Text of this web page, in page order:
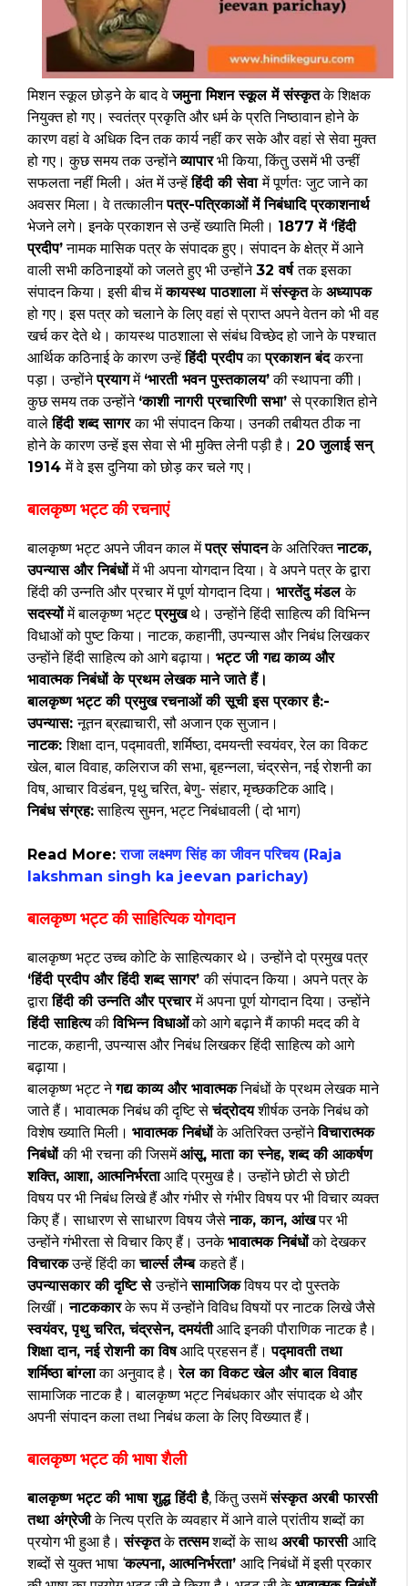
मिशन स्कूल छोड़ने के बाद वेजमुना मिशन स्कूल में संस्कृतके शिक्षक
नियुक्त हो गए। स्वतंत्र प्रकृति और धर्म के प्रति निष्ठावान होने के
कारण वहां वे अधिक दिन तक कार्य नहीं कर सके और वहां से सेवा मुक्त
हो गए। कुछ समय तक उन्होंनेव्यापारभी किया, किंतु उसमें भी उन्हीं
सफलता नहीं मिली। अंत में उन्हेंहिंदी की सेवामें पूर्णतः जुट जाने का
अवसर मिला। वे तत्कालीनपत्र-पत्रिकाओं में निबंधादि प्रकाशनार्थ
भेजने लगे। इनके प्रकाशन से उन्हें ख्याति मिली। 1877 में ‘हिंदी
प्रदीप’नामक मासिक पत्र के संपादक हुए। संपादन के क्षेत्र में आने
वाली सभी कठिनाइयों को जलते हुए भी उन्होंने32 वर्षतक इसका
संपादन किया। इसी बीच मेंकायस्थ पाठशालामेंसंस्कृतकेअध्यापक
हो गए। इस पत्र को चलाने के लिए वहां से प्राप्त अपने वेतन को भी वह
खर्च कर देते थे। कायस्थ पाठशाला से संबंध विच्छेद हो जाने के पश्चात
आर्थिक कठिनाई के कारण उन्हेंहिंदी प्रदीपकाप्रकाशन बंदकरना
पड़ा। उन्होंनेप्रयागमें ‘भारती भवन पुस्तकालय’की स्थापना कीी।
कुछ समय तक उन्होंने ‘काशी नागरी प्रचारिणी सभा’से प्रकाशित होने
वालेहिंदी शब्द सागरका भी संपादन किया। उनकी तबीयत ठीक ना
होने के कारण उन्हें इस सेवा से भी मुक्ति लेनी पड़ी है। 20 जुलाई सन्
1914में वे इस दुनिया को छोड़ कर चले गए।
बालकृष्ण भट्ट की रचनाएं
बालकृष्ण भट्ट अपने जीवन काल मेंपत्र संपादनके अतिरिक्तनाटक,
उपन्यास और निबंधोंमें भी अपना योगदान दिया। वे अपने पत्र के द्वारा
हिंदी की उन्नति और प्रचार में पूर्ण योगदान दिया। भारतेंदु मंडलके
सदस्योंमें बालकृष्ण भट्टप्रमुखथे। उन्होंने हिंदी साहित्य की विभिन्न
विधाओं को पुष्ट किया। नाटक, कहानीी, उपन्यास और निबंध लिखकर
उन्होंने हिंदी साहित्य को आगे बढ़ाया। भट्ट जी गद्य काव्य और
भावात्मक निबंधों के प्रथम लेखक माने जाते हैं।
बालकृष्ण भट्ट की प्रमुख रचनाओं की सूची इस प्रकार है:-
उपन्यास:नूतन ब्रह्माचारी, सौ अजान एक सुजान।
नाटक:शिक्षा दान, पद्मावती, शर्मिष्ठा, दमयन्ती स्वयंवर, रेल का विकट
खेल, बाल विवाह, कलिराज की सभा, बृहन्नला, चंद्रसेन, नई रोशनी का
विष, आचार विडंबन, पृथु चरित, बेणु- संहार, मृच्छकटिक आदि।
निबंध संग्रह:साहित्य सुमन, भट्ट निबंधावली ( दो भाग)
Read More:राजा लक्ष्मण सिंह का जीवन परिचय (Raja
lakshman singh ka jeevan parichay)
बालकृष्ण भट्ट की साहित्यिक योगदान
बालकृष्ण भट्ट उच्च कोटि के साहित्यकार थे। उन्होंने दो प्रमुख पत्र
‘हिंदी प्रदीप और हिंदी शब्द सागर’की संपादन किया। अपने पत्र के
द्वाराहिंदी की उन्नति और प्रचारमें अपना पूर्ण योगदान दिया। उन्होंने
हिंदी साहित्यकीविभिन्न विधाओंको आगे बढ़ाने मैं काफी मदद की वे
नाटक, कहानी, उपन्यास और निबंध लिखकर हिंदी साहित्य को आगे
बढ़ाया।
बालकृष्ण भट्ट नेगद्य काव्य और भावात्मकनिबंधों के प्रथम लेखक माने
जाते हैं। भावात्मक निबंध की दृष्टि सेचंद्रोदयशीर्षक उनके निबंध को
विशेष ख्याति मिली। भावात्मक निबंधोंके अतिरिक्त उन्होंनेविचारात्मक
निबंधोंकी भी रचना की जिसमेंआंसू, माता का स्नेह, शब्द की आकर्षण
शक्ति, आशा, आत्मनिर्भरताआदि प्रमुख है। उन्होंने छोटी से छोटी
विषय पर भी निबंध लिखे हैं और गंभीर से गंभीर विषय पर भी विचार व्यक्त
किए हैं। साधारण से साधारण विषय जैसेनाक, कान, आंखपर भी
उन्होंने गंभीरता से विचार किए हैं। उनकेभावात्मक निबंधोंको देखकर
विचारकउन्हें हिंदी काचार्ल्स लैम्बकहते हैं।
उपन्यासकार की दृष्टि सेउन्होंनेसामाजिकविषय पर दो पुस्तके
लिखीं।नाटककारके रूप में उन्होंने विविध विषयों पर नाटक लिखे जैसे
स्वयंवर, पृथु चरित, चंद्रसेन, दमयंतीआदि इनकी पौराणिक नाटक है।
शिक्षा दान, नई रोशनी का विषआदि प्रहसन हैं।पद्मावती तथा
शर्मिष्ठा बांग्लाका अनुवाद है।रेल का विकट खेल और बाल विवाह
सामाजिक नाटक है। बालकृष्ण भट्ट निबंधकार और संपादक थे और
अपनी संपादन कला तथा निबंध कला के लिए विख्यात हैं।
बालकृष्ण भट्ट की भाषा शैली
बालकृष्ण भट्ट की भाषा शुद्ध हिंदी है, किंतु उसमेंसंस्कृत अरबी फारसी
तथा अंग्रेजीके नित्य प्रति के व्यवहार में आने वाले प्रांतीय शब्दों का
प्रयोग भी हुआ है।संस्कृतकेतत्समशब्दों के साथ अरबी फारसी आदि
शब्दों से युक्त भाषा ‘कल्पना, आत्मनिर्भरता’ आदि निबंधों में इसी प्रकार